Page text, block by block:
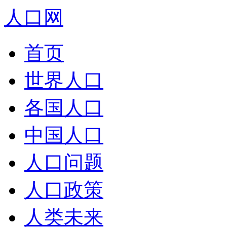
人口网
首页
世界人口
各国人口
中国人口
人口问题
人口政策
人类未来